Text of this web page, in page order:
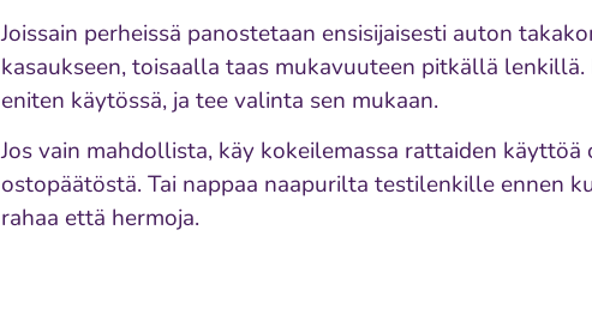
Joissain perheissä panostetaan ensisijaisesti auton
kasaukseen, toisaalla taas mukavuuteen pitkällä
eniten käytössä, ja tee valinta sen mukaan.
Jos vain mahdollista, käy kokeilemassa rattaiden käyttöä
ostopäätöstä. Tai nappaa naapurilta testilenkille ennen
rahaa että hermoja.